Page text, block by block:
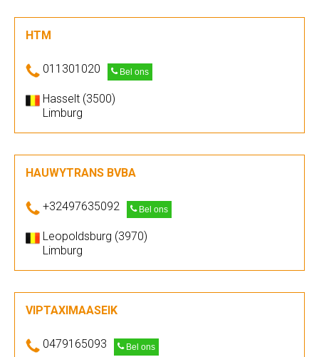
HTM
011301020 Bel ons
Hasselt (3500)
Limburg
HAUWYTRANS BVBA
+32497635092 Bel ons
Leopoldsburg (3970)
Limburg
VIPTAXIMAASEIK
0479165093 Bel ons